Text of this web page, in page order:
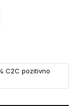
C2C pozitivno